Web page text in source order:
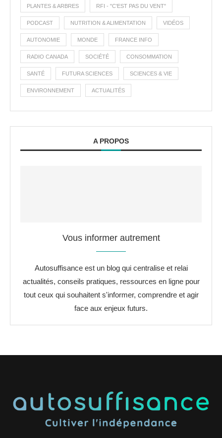
PLANTES & ARBRES RFI - "C'EST PAS DU VENT"
PODCAST NUTRITION & ALIMENTATION VIDÉOS
AUTONOMIE MONDE FRANCE INFO
RADIO CANADA SOCIÉTÉ CONSOMMATION
SANTÉ FUTURA SCIENCES SCIENCES & VIE
ENVIRONNEMENT ACTUALITÉS
A PROPOS
Vous informer autrement
Autosuffisance est un blog qui centralise et relai
actualités, conseils pratiques, ressources en ligne pour
tout ceux qui souhaitent s'informer, comprendre et agir
face aux enjeux futurs.